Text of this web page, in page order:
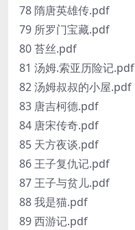
78 隋唐英雄传.pdf
79 所罗门宝藏.pdf
80 苔丝.pdf
81 汤姆.索亚历险记.pdf
82 汤姆叔叔的小屋.pdf
83 唐吉柯德.pdf
84 唐宋传奇.pdf
85 天方夜谈.pdf
86 王子复仇记.pdf
87 王子与贫儿.pdf
88 我是猫.pdf
89 西游记.pdf